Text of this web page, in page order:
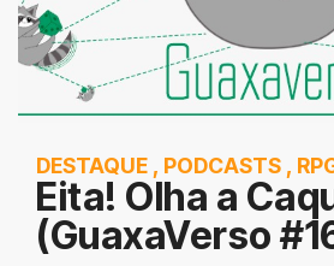
DESTAQUE , PODCASTS ,
Eita! Olha a
(GuaxaVerso